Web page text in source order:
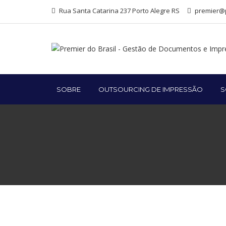
Rua Santa Catarina 237 Porto Alegre RS
SOBRE OUTSOURCING DE IMPRESSÃO